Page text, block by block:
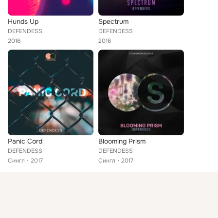
Hunds Up
DEFENDESS
2016
Spectrum
DEFENDESS
2016
Panic Cord
DEFENDESS
Сингл
2017
Blooming Prism
DEFENDESS
Сингл
2017